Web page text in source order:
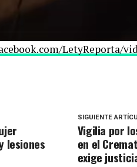
LetyReporta/
SIGUIENTE
Vigilia por
en el
exige
lesiones